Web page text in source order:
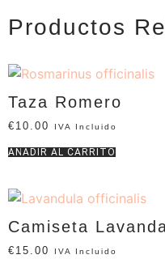
Productos
Taza Romero
€ 10.00 IVA Incluido
AÑADIR AL CARRITO
Camiseta
€ 15.00 IVA Incluido